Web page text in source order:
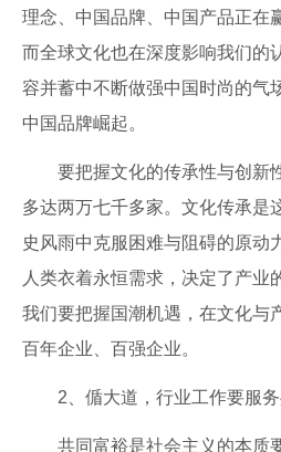
理念、中国品牌、中国产品正在
而全球文化也在深度影响我们的
容并蓄中不断做强中国时尚的气
中国品牌崛起。
要把握文化的传承性与创新
多达两万七千多家。文化传承是
史风雨中克服困难与阻碍的原动
人类衣着永恒需求，决定了产业
我们要把握国潮机遇，在文化与
百年企业、百强企业。
2、偱大道，行业工作要服务
共同富裕是社会主义的本质